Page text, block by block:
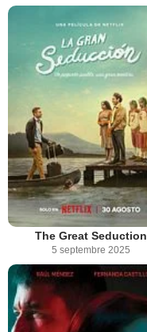
The Great Seduction
5 septembre 2025